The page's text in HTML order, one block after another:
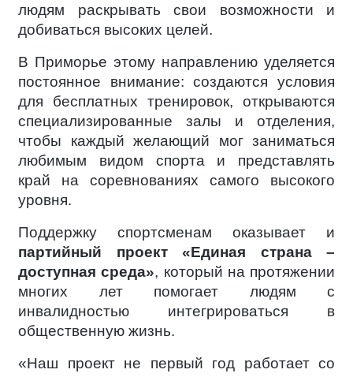
людям раскрывать свои возможности и
добиваться высоких целей.
В Приморье этому направлению уделяется
постоянное внимание: создаются условия
для бесплатных тренировок, открываются
специализированные залы и отделения,
чтобы каждый желающий мог заниматься
любимым видом спорта и представлять
край на соревнованиях самого высокого
уровня.
Поддержку спортсменам оказывает и
партийный проект «Единая страна –
доступная среда», который на протяжении
многих лет помогает людям с
инвалидностью интегрироваться в
общественную жизнь.
«Наш проект не первый год работает со